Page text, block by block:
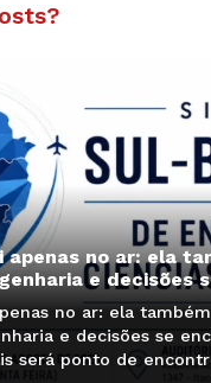
apenas no ar: ela
e decisões
no ar: ela
e decisões se
será ponto de